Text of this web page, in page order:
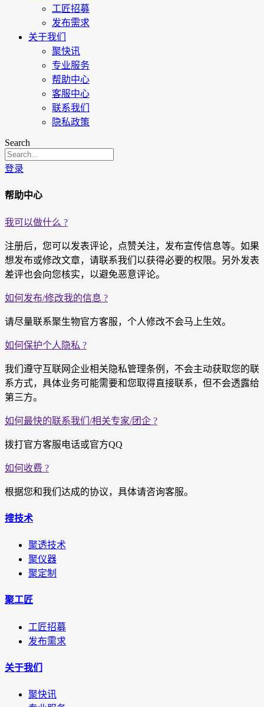
工匠招募
发布需求
关于我们
聚快讯
专业服务
帮助中心
客服中心
联系我们
隐私政策
Search
登录
帮助中心
我可以做什么 ?
注册后，您可以发表评论，点赞关注，发布宣传信息等。如果
想发布或修改文章，请联系我们以获得必要的权限。另外发表
差评也会向您核实，以避免恶意评论。
如何发布/修改我的信息 ?
请尽量联系聚生物官方客服，个人修改不会马上生效。
如何保护个人隐私 ?
我们遵守互联网企业相关隐私管理条例，不会主动获取您的联
系方式，具体业务可能需要和您取得直接联系，但不会透露给
第三方。
如何最快的联系我们/相关专家/团企 ?
拨打官方客服电话或官方QQ
如何收费 ?
根据您和我们达成的协议，具体请咨询客服。
搜技术
聚透技术
聚仪器
聚定制
聚工匠
工匠招募
发布需求
关于我们
聚快讯